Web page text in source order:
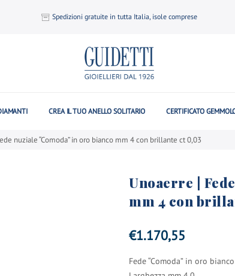
Spedizioni gratuite in tutta Italia, isole comprese
CREA IL TUO ANELLO SOLITARIO CERTIFICATO
nuziale “Comoda” in oro bianco mm 4 con brillante ct 0,03
Unoaerre |
mm 4 con
€1.170,55
Fede “Comoda” in oro